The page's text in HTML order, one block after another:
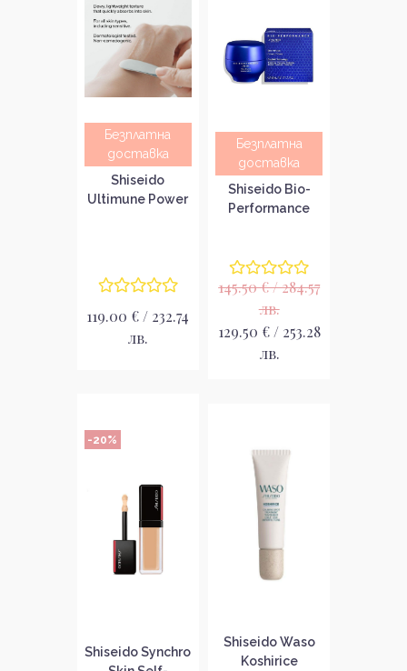
Безплатна
доставка
Shiseido
Ultimune Power
стареенето
119.00 € / 232.74
лв.
Безплатна
доставка
Shiseido Bio-
Performance
крем за лице
145.50 € / 284.57
лв.
129.50 € / 253.28
лв.
-20%
Shiseido Synchro
Shiseido Waso
Koshirice